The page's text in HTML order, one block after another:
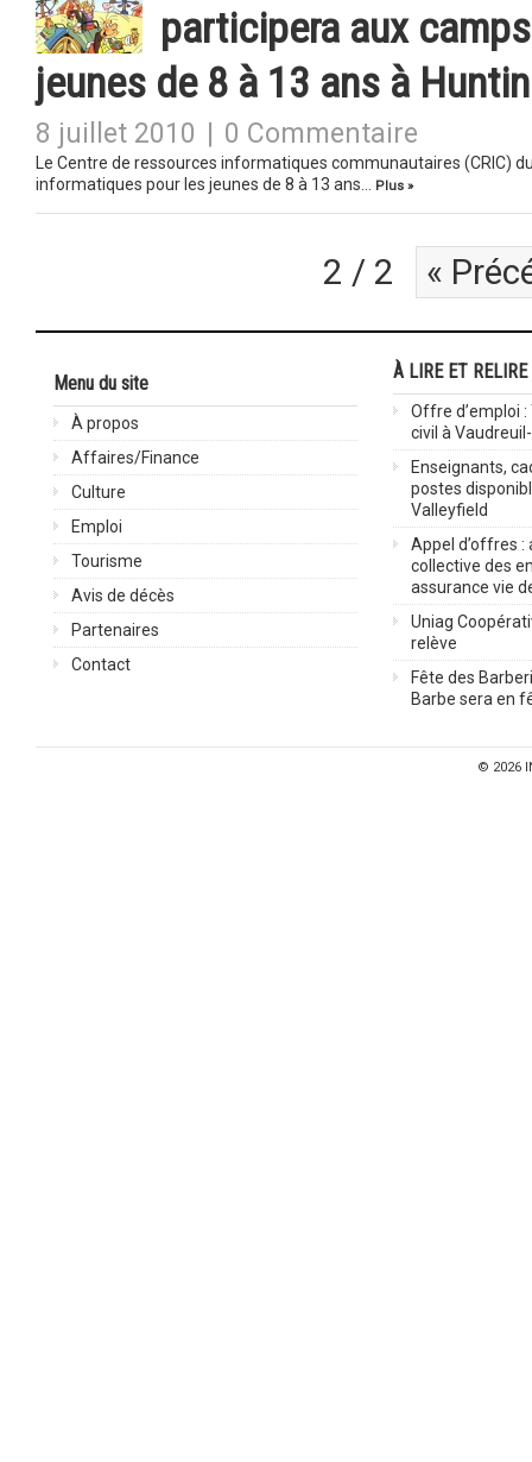
participera aux
jeunes de 8 à 13 ans à
8 juillet 2010 0 Commentaire
Le Centre de ressources informatiques communautaires (CRIC)
informatiques pour les jeunes de 8 à 13 ans…
Plus »
2 / 2 «
Menu du site
À propos
Affaires/Finance
Culture
Emploi
Tourisme
Avis de décès
Partenaires
Contact
À LIRE ET RELIRE
Offre d’emploi
civil à
Enseignants,
postes
Valleyfield
Appel d’offres :
collective des
assurance vie
Uniag
relève
Fête des
Barbe sera en
© 2026